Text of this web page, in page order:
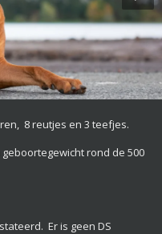
8 reutjes en 3 teefjes.
rond de 500
Er is geen DS